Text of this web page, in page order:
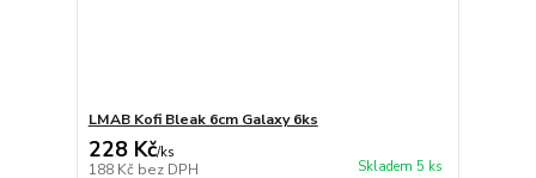
LMAB Kofi Bleak 6cm Galaxy 6ks
228 Kč/ks
188 Kč bez DPH Skladem 5 ks